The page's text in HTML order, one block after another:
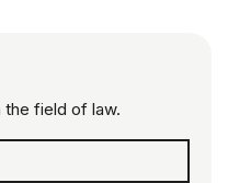
the field of law.